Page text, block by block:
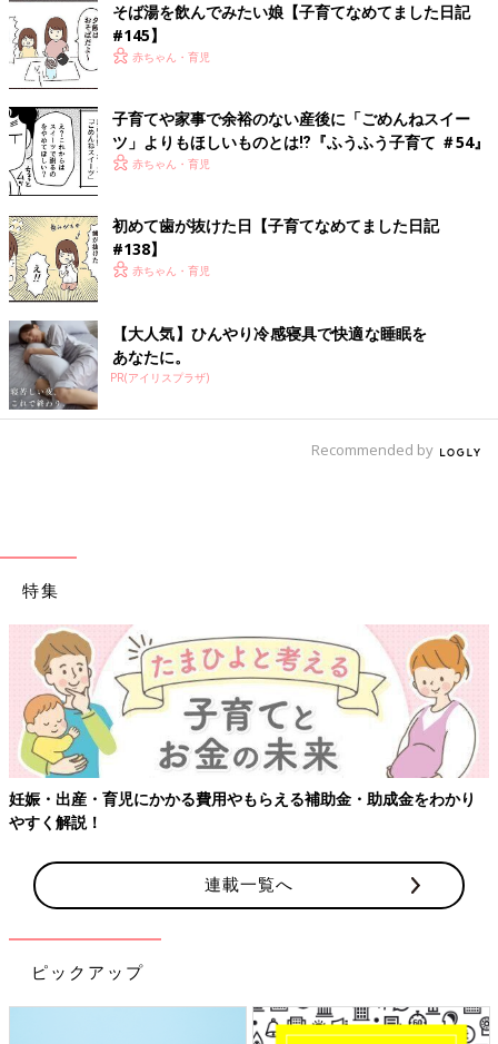
た。しかし産後も様々な痛みに悩まされること
前の話
そば湯を飲んでみた
い娘【子育てなめて
ました日記#145】
一覧
次の話
メリークリスマス【子
育てなめてました日記
そば湯を飲んでみたい娘【子育てなめてました日記
#145】
赤ちゃん・育児
子育てや家事で余裕のない産後に「ごめんねスイー
ツ」よりもほしいものとは⁉︎『ふうふう子育て ＃54』
赤ちゃん・育児
初めて歯が抜けた日【子育てなめてました日記
#138】
赤ちゃん・育児
【大人気】ひんやり冷感寝具で快適な睡眠を
あなたに。
PR(アイリスプラザ)
Recommended by
特集
妊娠・出産・育児にかかる費用やもらえる補助金・助成金をわかり
やすく解説！
連載一覧へ
ピックアップ